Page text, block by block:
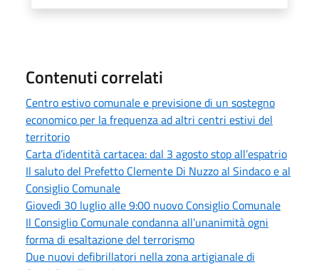
Contenuti correlati
Centro estivo comunale e previsione di un sostegno
economico per la frequenza ad altri centri estivi del
territorio
Carta d’identità cartacea: dal 3 agosto stop all’espatrio
Il saluto del Prefetto Clemente Di Nuzzo al Sindaco e al
Consiglio Comunale
Giovedì 30 luglio alle 9:00 nuovo Consiglio Comunale
Il Consiglio Comunale condanna all’unanimità ogni
forma di esaltazione del terrorismo
Due nuovi defibrillatori nella zona artigianale di